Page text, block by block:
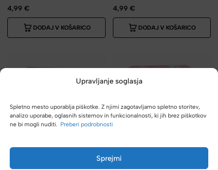
Upravljanje soglasja
Spletno mesto uporablja piškotke. Z njimi zagotavljamo spletno storitev,
analizo uporabe, oglasnih sistemov in funkcionalnosti, ki jih brez piškotkov
ne bi mogli nuditi. Preberi podrobnosti
Sprejmi
4,99 €
DODAJ V KOŠARICO
4,99 €
DODAJ V KOŠARICO
DAR NARAVE